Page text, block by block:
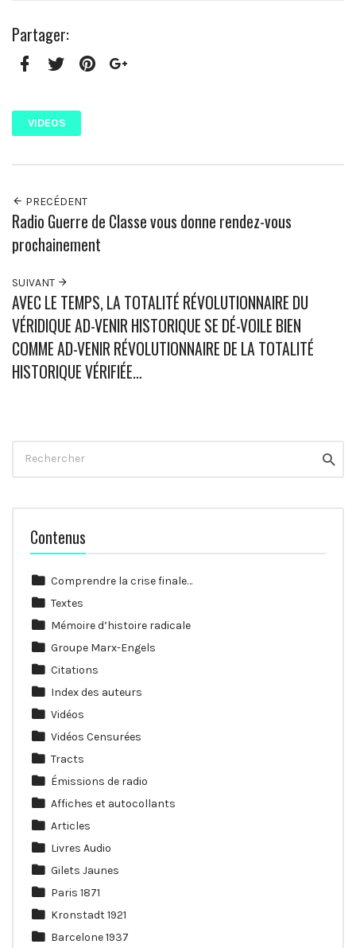
Partager:
VIDEOS
PRECÉDENT
Radio Guerre de Classe vous donne rendez-vous
prochainement
SUIVANT
AVEC LE TEMPS, LA TOTALITÉ RÉVOLUTIONNAIRE DU
VÉRIDIQUE AD-VENIR HISTORIQUE SE DÉ-VOILE BIEN
COMME AD-VENIR RÉVOLUTIONNAIRE DE LA TOTALITÉ
HISTORIQUE VÉRIFIÉE…
Contenus
Comprendre la crise finale…
Textes
Mémoire d’histoire radicale
Groupe Marx-Engels
Citations
Index des auteurs
Vidéos
Vidéos Censurées
Tracts
Émissions de radio
Affiches et autocollants
Articles
Livres Audio
Gilets Jaunes
Paris 1871
Kronstadt 1921
Barcelone 1937